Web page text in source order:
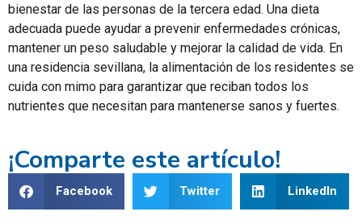
bienestar de las personas de la tercera edad. Una dieta
adecuada puede ayudar a prevenir enfermedades crónicas,
mantener un peso saludable y mejorar la calidad de vida. En
una residencia sevillana, la alimentación de los residentes se
cuida con mimo para garantizar que reciban todos los
nutrientes que necesitan para mantenerse sanos y fuertes.
¡Comparte este artículo!
Facebook Twitter LinkedIn